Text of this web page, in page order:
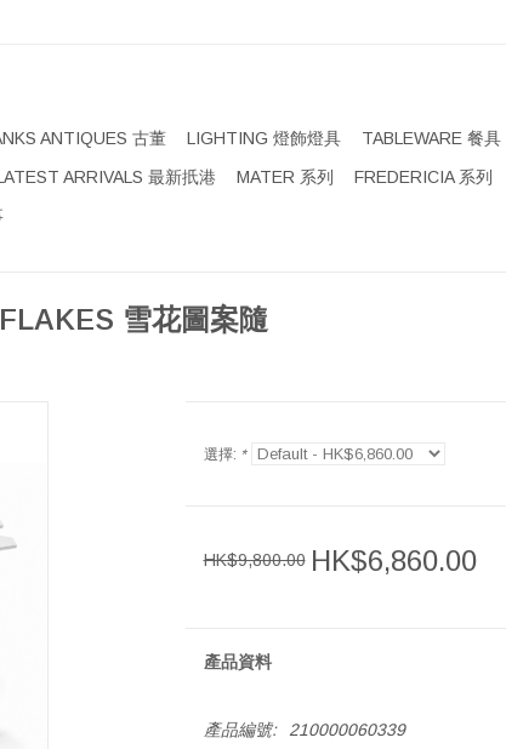
ANTIQUES 古董 LIGHTING 燈飾燈具 TABLEWARE 餐具
ARRIVALS 最新扺港 MATER 系列 FREDERICIA 系列
雪花圖案隨
選擇: *
HK$9,800.00 HK$6,860.00
產品資料
產品編號:
210000060339